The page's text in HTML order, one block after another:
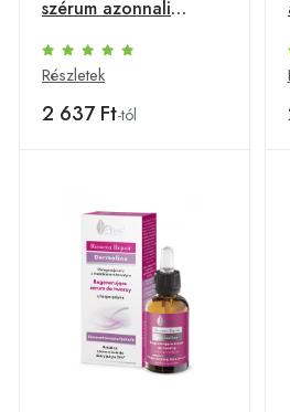
szérum azonnali
hatással 15 ml
Részletek
2 637 Ft-tól